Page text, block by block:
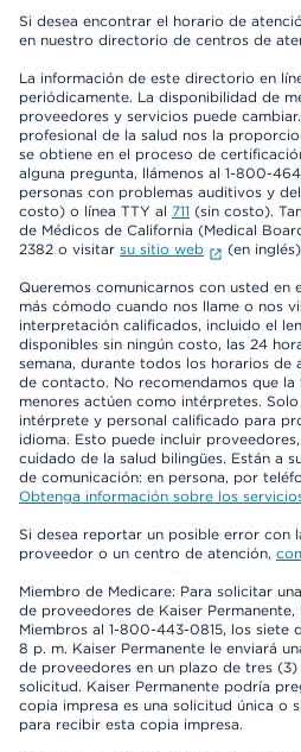
Si desea encontrar el horario de
en nuestro directorio de centros de
La información de este directorio en
periódicamente. La disponibilidad de
proveedores y servicios puede
profesional de la salud nos la
se obtiene en el proceso de
alguna pregunta, llámenos al 1-800-
personas con problemas auditivos y
costo) o línea TTY al 711 (sin costo).
de Médicos de California (Medical
2382 o visitar su sitio web (en
Queremos comunicarnos con usted en
más cómodo cuando nos llame o nos
interpretación calificados, incluido el
disponibles sin ningún costo, las 24
semana, durante todos los horarios de
de contacto. No recomendamos que la
menores actúen como intérpretes.
intérprete y personal calificado para
idioma. Esto puede incluir
cuidado de la salud bilingües. Están a
de comunicación: en persona, por
Obtenga información sobre los
Si desea reportar un posible error con
proveedor o un centro de atención,
Miembro de Medicare: Para solicitar
de proveedores de Kaiser
Miembros al 1-800-443-0815, los siete
8 p. m. Kaiser Permanente le enviará
de proveedores en un plazo de tres (3)
solicitud. Kaiser Permanente podría
copia impresa es una solicitud única o
para recibir esta copia impresa.